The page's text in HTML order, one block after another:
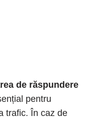
de răspundere
pentru
trafic. În caz de